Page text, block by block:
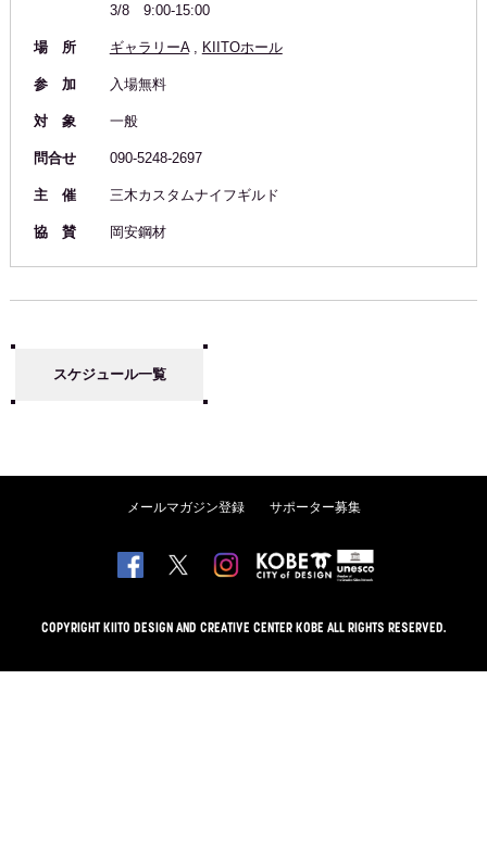
3/8 9:00-15:00
場 所 ギャラリーA, KIITOホール
参 加 入場無料
対 象 一般
問合せ 090-5248-2697
主 催 三木カスタムナイフギルド
協 賛 岡安鋼材
スケジュール一覧
メールマガジン登録 サポーター募集
COPYRIGHT KIITO DESIGN AND CREATIVE CENTER KOBE ALL RIGHTS RESERVED.